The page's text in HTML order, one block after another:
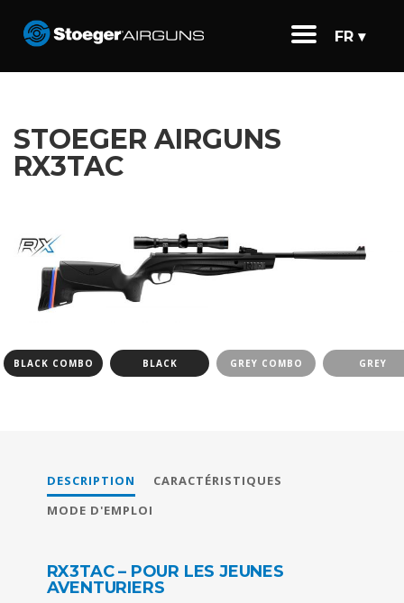
FR ▾
STOEGER AIRGUNS
RX3TAC
BLACK COMBO BLACK GREY COMBO GREY
DESCRIPTION
CARACTÉRISTIQUES
MODE D'EMPLOI
RX3TAC – POUR LES JEUNES
AVENTURIERS